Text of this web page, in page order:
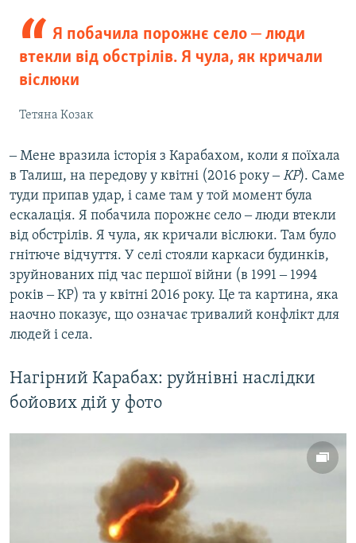
Я побачила порожнє село ‒ люди
втекли від обстрілів. Я чула, як кричали
віслюки
Тетяна Козак
‒ Мене вразила історія з Карабахом, коли я поїхала
в Талиш, на передову у квітні (2016 року ‒КР). Саме
туди припав удар, і саме там у той момент була
ескалація. Я побачила порожнє село ‒ люди втекли
від обстрілів. Я чула, як кричали віслюки. Там було
гнітюче відчуття. У селі стояли каркаси будинків,
зруйнованих під час першої війни (в 1991 ‒ 1994
років ‒ КР) та у квітні 2016 року. Це та картина, яка
наочно показує, що означає тривалий конфлікт для
людей і села.
Нагірний Карабах: руйнівні наслідки
бойових дій у фото